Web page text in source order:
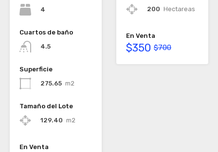
4
Cuartos de baño
4.5
Superficie
275.65 m2
Tamaño del Lote
129.40 m2
En Venta
200 Hectareas
En Venta
$350 $700